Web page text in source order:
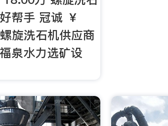
帮手 冠诚 ￥
旋洗石机供应商
泉水力选矿设